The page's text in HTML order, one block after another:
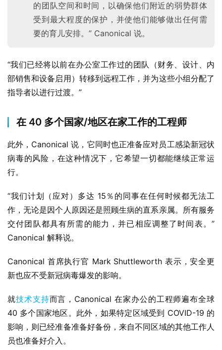
i
n
1
1
W
n
1
0
P
C
软
件
安
卓
苹
果
关
的团队空间和时间，以确保他们附近的弱势群体
受到最大程度的保护，并使他们能够做出任何需
要的育儿安排。” Canonical 说。
“我们已经将以前在办公室工作过的团队（财务、设计、内
部销售和设备启用）转移到远程工作，并为这些小组分配了
指导者以进行过渡。”
在 40 多个国家/地区在家工作的工程师
此外，Canonical 说，它同时也正准备应对员工感染新冠状
病毒的风险，在这种情况下，它希望一切都能继续正常运
行。
“我们计划（应对）多达 15％的同事在任何时候都无法工
作，无论是因个人原因还是照顾生病的直系亲属。所有服务
交付团队都具有所需的能力，并已相应调整了时间表。”
Canonical 解释说。
Canonical 首席执行官 Mark Shuttleworth 表示，安全更
新也应不受新冠病毒爆发的影响。
就技术支持而言，Canonical 在家办公的工程师遍布全球
40 多个国家地区。此外，如果特定区域受到 COVID-19 的
影响，则已经准备准备好备份，来自不同区域的其他工作人
员也准备好介入。